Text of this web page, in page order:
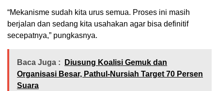
“Mekanisme sudah kita urus semua. Proses ini masih
berjalan dan sedang kita usahakan agar bisa definitif
secepatnya,” pungkasnya.
Baca Juga :
Diusung Koalisi Gemuk dan
Organisasi Besar, Pathul-Nursiah Target 70 Persen
Suara